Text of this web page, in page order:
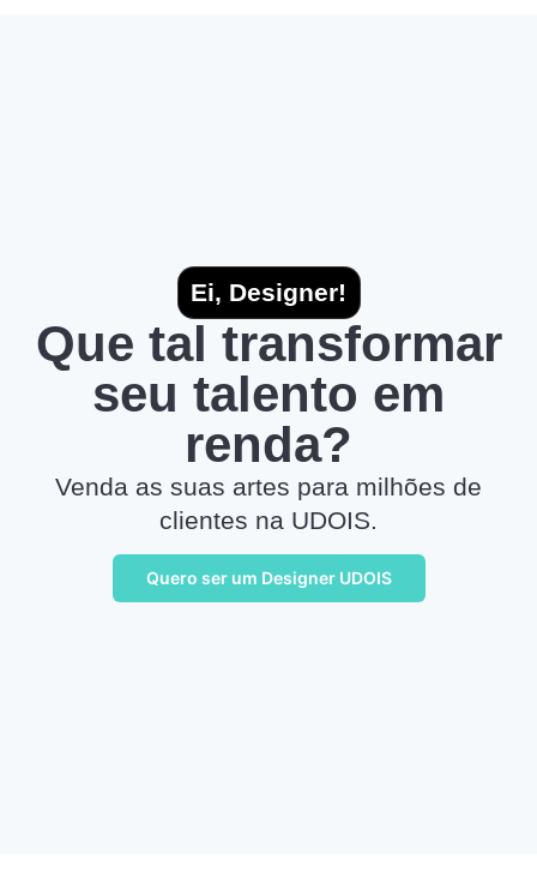
Ei, Designer!
Que tal transformar
seu talento em
renda?
Venda as suas artes para milhões de
clientes na UDOIS.
Quero ser um Designer UDOIS